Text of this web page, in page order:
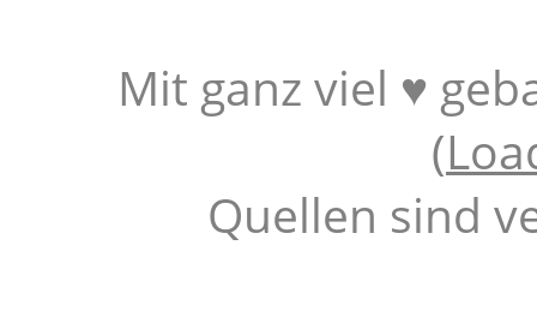
Mit ganz viel ♥
(
Quellen sind